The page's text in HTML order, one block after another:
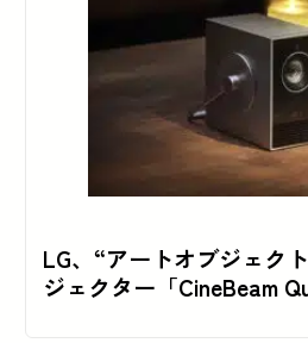
LG、“アートオブジェク
ジェクター「CineBeam